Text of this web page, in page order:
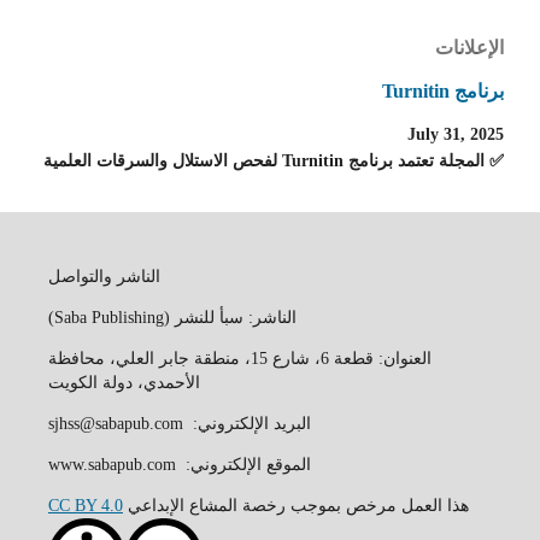
الإعلانات
برنامج Turnitin
July 31, 2025
✅ المجلة تعتمد برنامج Turnitin لفحص الاستلال والسرقات العلمية
الناشر والتواصل
الناشر: سبأ للنشر (Saba Publishing)
العنوان: قطعة 6، شارع 15، منطقة جابر العلي، محافظة
الأحمدي، دولة الكويت
البريد الإلكتروني: sjhss@sabapub.com
الموقع الإلكتروني: www.sabapub.com
هذا العمل مرخص بموجب رخصة المشاع الإبداعيCC BY 4.0